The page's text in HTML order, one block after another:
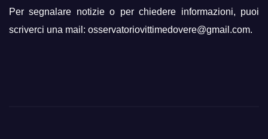
Per segnalare notizie o per chiedere informazioni, puoi
scriverci una mail: osservatoriovittimedovere@gmail.com.